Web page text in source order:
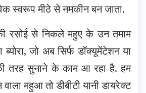
स्वरूप मीठे से नमकीन बन जाता.
रसोई से निकले महुए के उन तमाम
ब्योरा, जो अब सिर्फ डॉक्यूमेंटेशन या
तरह सुनाने के काम आ रहा है. हम
महुआ तो डीबीटी यानी डायरेक्ट